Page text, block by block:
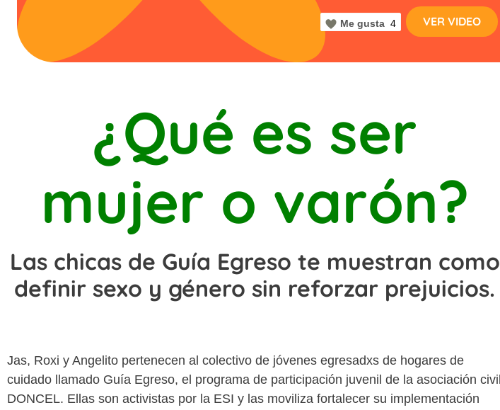
Me gusta 4 VER VIDEO
¿Qué es ser
mujer o varón?
Las chicas de Guía Egreso te muestran como
definir sexo y género sin reforzar prejuicios.
Jas, Roxi y Angelito pertenecen al colectivo de jóvenes egresadxs de hogares de
cuidado llamado Guía Egreso, el programa de participación juvenil de la asociación civil
DONCEL. Ellas son activistas por la ESI y las moviliza fortalecer su implementación